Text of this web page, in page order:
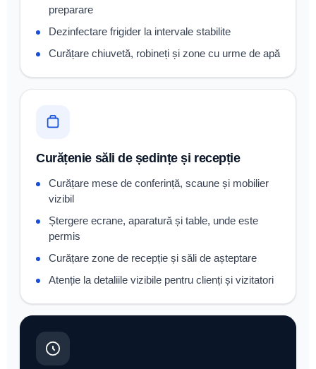
preparare
Dezinfectare frigider la intervale stabilite
Curățare chiuvetă, robineți și zone cu urme de apă
Curățenie săli de ședințe și recepție
Curățare mese de conferință, scaune și mobilier
vizibil
Ștergere ecrane, aparatură și table, unde este
permis
Curățare zone de recepție și săli de așteptare
Atenție la detaliile vizibile pentru clienți și vizitatori